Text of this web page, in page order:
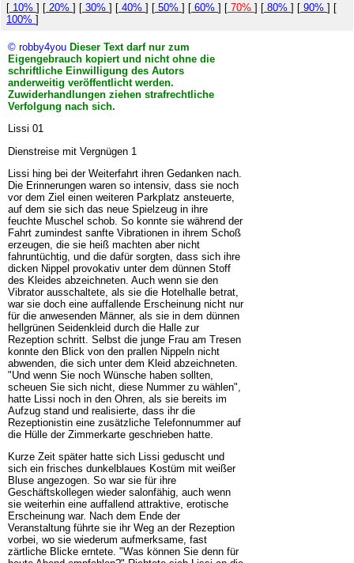
[ 10% ] [ 20% ] [ 30% ] [ 40% ] [ 50% ] [ 60% ] [ 70% ] [ 80% ] [ 90% ] [
100% ]
© robby4you Dieser Text darf nur zum
Eigengebrauch kopiert und nicht ohne die
schriftliche Einwilligung des Autors
anderweitig veröffentlicht werden.
Zuwiderhandlungen ziehen strafrechtliche
Verfolgung nach sich.
Lissi 01
Dienstreise mit Vergnügen 1
Lissi hing bei der Weiterfahrt ihren Gedanken nach.
Die Erinnerungen waren so intensiv, dass sie noch
vor dem Ziel einen weiteren Parkplatz ansteuerte,
auf dem sie sich das neue Spielzeug in ihre
feuchte Muschel schob. So konnte sie während der
Fahrt zumindest sanfte Vibrationen in ihrem Schoß
erzeugen, die sie heiß machten aber nicht
fahruntüchtig, und die dafür sorgten, dass sich ihre
dicken Nippel provokativ unter dem dünnen Stoff
des Kleides abzeichneten. Auch wenn sie den
Vibrator ausschaltete, als sie die Hotelhalle betrat,
war sie doch eine auffallende Erscheinung nicht nur
für die anwesenden Männer, als sie in dem dünnen
hellgrünen Seidenkleid durch die Halle zur
Rezeption schritt. Selbst die junge Frau am Tresen
konnte den Blick von den prallen Nippeln nicht
abwenden, die sich unter dem Kleid abzeichneten.
"Und wenn Sie noch Wünsche haben sollten,
scheuen Sie sich nicht, diese Nummer zu wählen",
hatte Lissi noch in den Ohren, als sie bereits im
Aufzug stand und realisierte, dass ihr die
Rezeptionistin eine zusätzliche Telefonnummer auf
die Hülle der Zimmerkarte geschrieben hatte.
Kurze Zeit später hatte sich Lissi geduscht und
sich ein frisches dunkelblaues Kostüm mit weißer
Bluse angezogen. So war sie für ihre
Geschäftskollegen wieder salonfähig, auch wenn
sie weiterhin eine auffallend attraktive, erotische
Erscheinung war. Nach dem Ende der
Veranstaltung führte sie ihr Weg an der Rezeption
vorbei, wo sie wiederum aufmerksame, fast
zärtliche Blicke erntete. "Was können Sie denn für